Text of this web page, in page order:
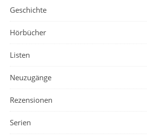
Geschichte
Hörbücher
Listen
Neuzugänge
Rezensionen
Serien